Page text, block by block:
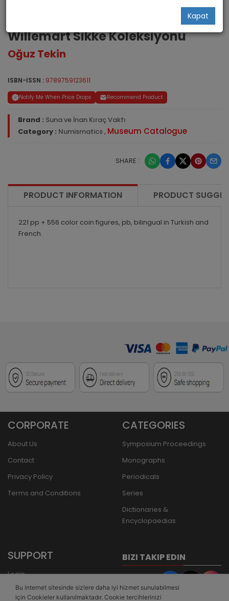
Kapat
La Collection de Monnaie de
Willemart Sikke Koleksiyonu
Oğuz Tekin
ISBN-ISSN : 9789759123611
Notify Me When Price Drops Recommend Product
Brand : Suna ve İnan Kıraç Vakfı
Category : Numismatics, Museum Catalogue
SHARE :
PRODUCT INFORMATION PRODUCT
221 pp + 556 color coin figures, pb, bilingual in Turkish and
French.
CORPORATE
About Us
Contact
Privacy Policy
Terms and Conditions
CATEGORIES
Symposium Proceedings
Monographs
Periodicals
Series
Dictionaries &
Encyclopaedias
SUPPORT
Login
Register
BIZI TAKIP EDIN
Bu internet sitesinde sizlere daha iyi hizmet sunulabilmesi
için Cookieler kullanılmaktadır. Cookie tercihlerinizi